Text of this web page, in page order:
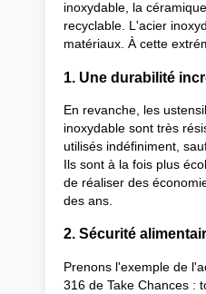
inoxydable, la
recyclable. L'acier
matériaux. À cette
1. Une durabilité
En revanche, les
inoxydable sont très
utilisés indéfiniment,
Ils sont à la fois plus
de réaliser des
des ans.
2. Sécurité
Prenons l'exemple de
316 de Take Chances :